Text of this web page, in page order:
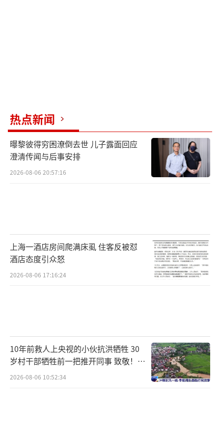
热点新闻
曝黎彼得穷困潦倒去世 儿子露面回应
澄清传闻与后事安排
2026-08-06 20:57:16
上海一酒店房间爬满床虱 住客反被怼
酒店态度引众怒
2026-08-06 17:16:24
10年前救人上央视的小伙抗洪牺牲 30
岁村干部牺牲前一把推开同事 致敬！送
别！
2026-08-06 10:52:34